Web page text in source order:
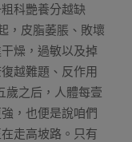
科艷養分越缺
，皮脂萎脹、敗壞
燥，過敏以及掉
越難題、反作用
歲之后，人體每壹
，也便是說咱們
走高坡路。只有